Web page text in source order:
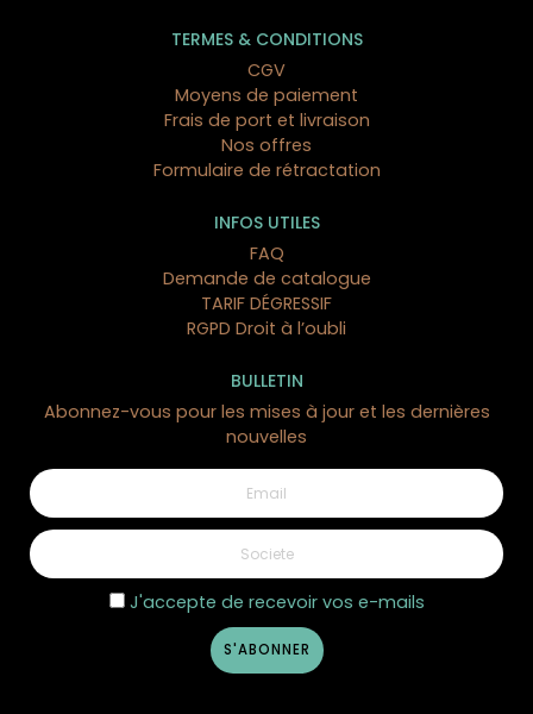
1 avis
TERMES & CONDITIONS
CGV
Moyens de paiement
Frais de port et livraison
Nos offres
Formulaire de rétractation
INFOS UTILES
FAQ
Demande de catalogue
TARIF DÉGRESSIF
RGPD Droit à l’oubli
BULLETIN
Abonnez-vous pour les mises à jour et les dernières
nouvelles
J'accepte de recevoir vos e-mails